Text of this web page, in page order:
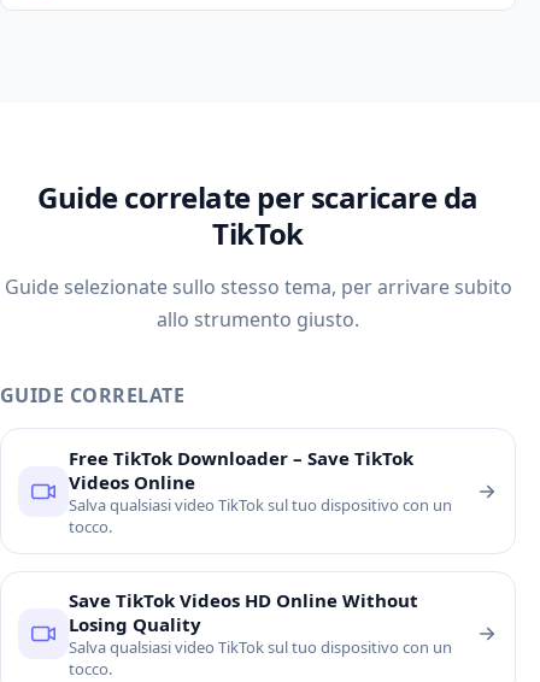
Guide correlate per scaricare da
TikTok
Guide selezionate sullo stesso tema, per arrivare subito
allo strumento giusto.
GUIDE CORRELATE
Free TikTok Downloader – Save TikTok
Videos Online
Salva qualsiasi video TikTok sul tuo dispositivo con un
tocco.
Save TikTok Videos HD Online Without
Losing Quality
Salva qualsiasi video TikTok sul tuo dispositivo con un
tocco.